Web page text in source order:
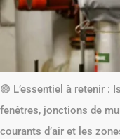
🟢 L’essentiel à retenir
fenêtres, jonctions de
courants d’air et les